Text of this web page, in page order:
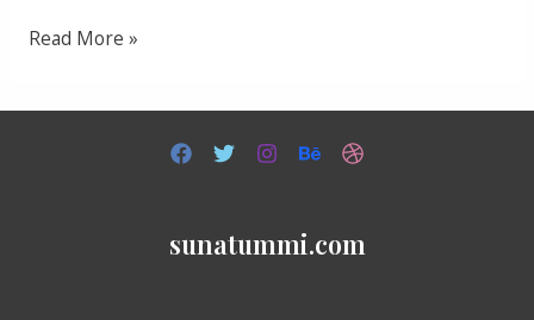
Sunat
Read More »
sunatummi.com